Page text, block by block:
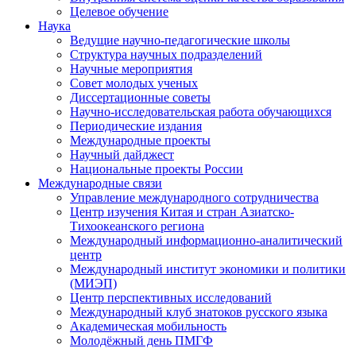
Целевое обучение
Наука
Ведущие научно-педагогические школы
Структура научных подразделений
Научные мероприятия
Совет молодых ученых
Диссертационные советы
Научно-исследовательская работа обучающихся
Периодические издания
Международные проекты
Научный дайджест
Национальные проекты России
Международные связи
Управление международного сотрудничества
Центр изучения Китая и стран Азиатско-
Тихоокеанского региона
Международный информационно-аналитический
центр
Международный институт экономики и политики
(МИЭП)
Центр перспективных исследований
Международный клуб знатоков русского языка
Академическая мобильность
Молодёжный день ПМГФ